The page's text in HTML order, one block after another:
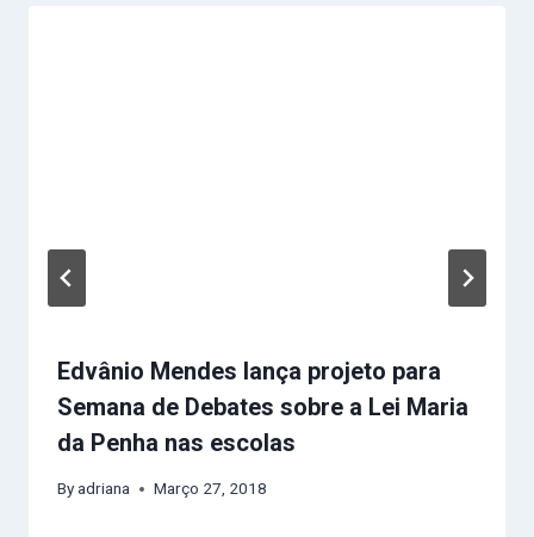
Edvânio Mendes lança projeto para
Semana de Debates sobre a Lei Maria
da Penha nas escolas
Byadriana Março 27, 2018